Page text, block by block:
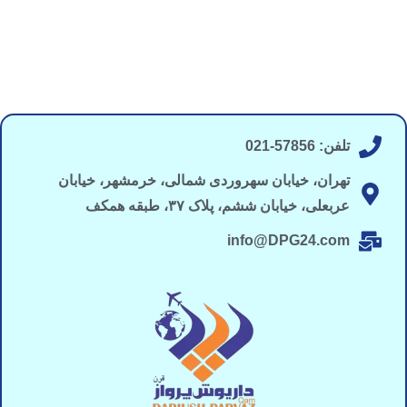
تلفن: 57856-021
تهران، خیابان سهروردی شمالی، خرمشهر، خیابان
عربعلی، خیابان ششم، پلاک ۳۷، طبقه همکف
info@DPG24.com